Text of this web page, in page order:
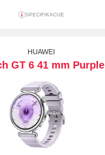
SPECIFIKACIJE
HUAWEI
GT 6 41 mm Purple